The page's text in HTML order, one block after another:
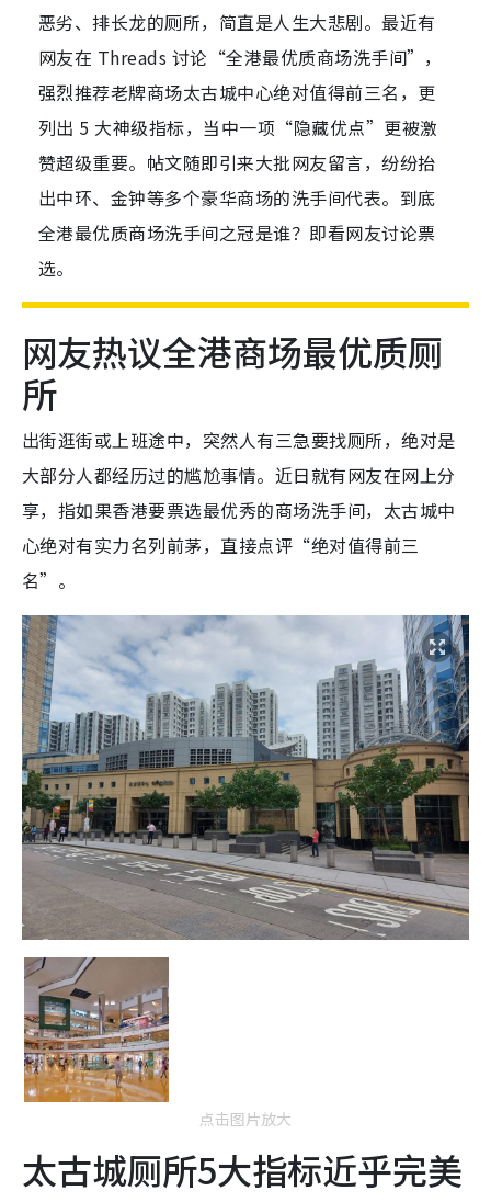
恶劣、排长龙的厕所，简直是人生大悲剧。最近有
网友在 Threads 讨论“全港最优质商场洗手间”，
强烈推荐老牌商场太古城中心绝对值得前三名，更
列出 5 大神级指标，当中一项“隐藏优点”更被激
赞超级重要。帖文随即引来大批网友留言，纷纷抬
出中环、金钟等多个豪华商场的洗手间代表。到底
全港最优质商场洗手间之冠是谁？即看网友讨论票
选。
网友热议全港商场最优质厕
所
出街逛街或上班途中，突然人有三急要找厕所，绝对是
大部分人都经历过的尴尬事情。近日就有网友在网上分
享，指如果香港要票选最优秀的商场洗手间，太古城中
心绝对有实力名列前茅，直接点评“绝对值得前三
名”。
点击图片放大
太古城厕所5大指标近乎完美